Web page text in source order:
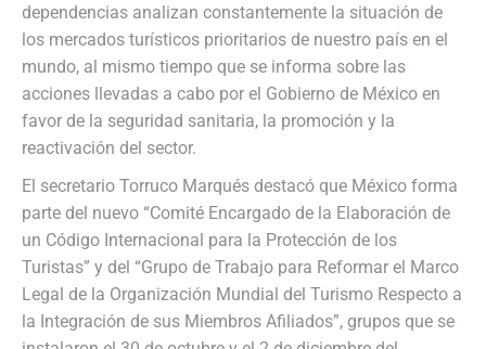
dependencias analizan constantemente la situación de
los mercados turísticos prioritarios de nuestro país en el
mundo, al mismo tiempo que se informa sobre las
acciones llevadas a cabo por el Gobierno de México en
favor de la seguridad sanitaria, la promoción y la
reactivación del sector.
El secretario Torruco Marqués destacó que México forma
parte del nuevo “Comité Encargado de la Elaboración de
un Código Internacional para la Protección de los
Turistas” y del “Grupo de Trabajo para Reformar el Marco
Legal de la Organización Mundial del Turismo Respecto a
la Integración de sus Miembros Afiliados”, grupos que se